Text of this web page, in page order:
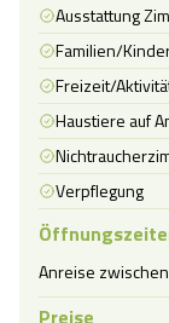
Ausstattung
Familien/
Freizeit/
Haustiere auf
Verpflegung
Anreise
Preise